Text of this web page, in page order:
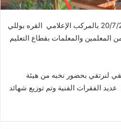
أقيمت مساء يوم السبت 20/7/2019 بالمركب الإعلامي القره بوللي
المعلمين والمعلمات بقطاع التعليم
لنرتقي بحضور نخبه من هيئة
الفقرات الفنية وتم توزيع شهائد